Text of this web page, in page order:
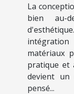
La
bien au-
matériaux
pratique et
devient
pensé...